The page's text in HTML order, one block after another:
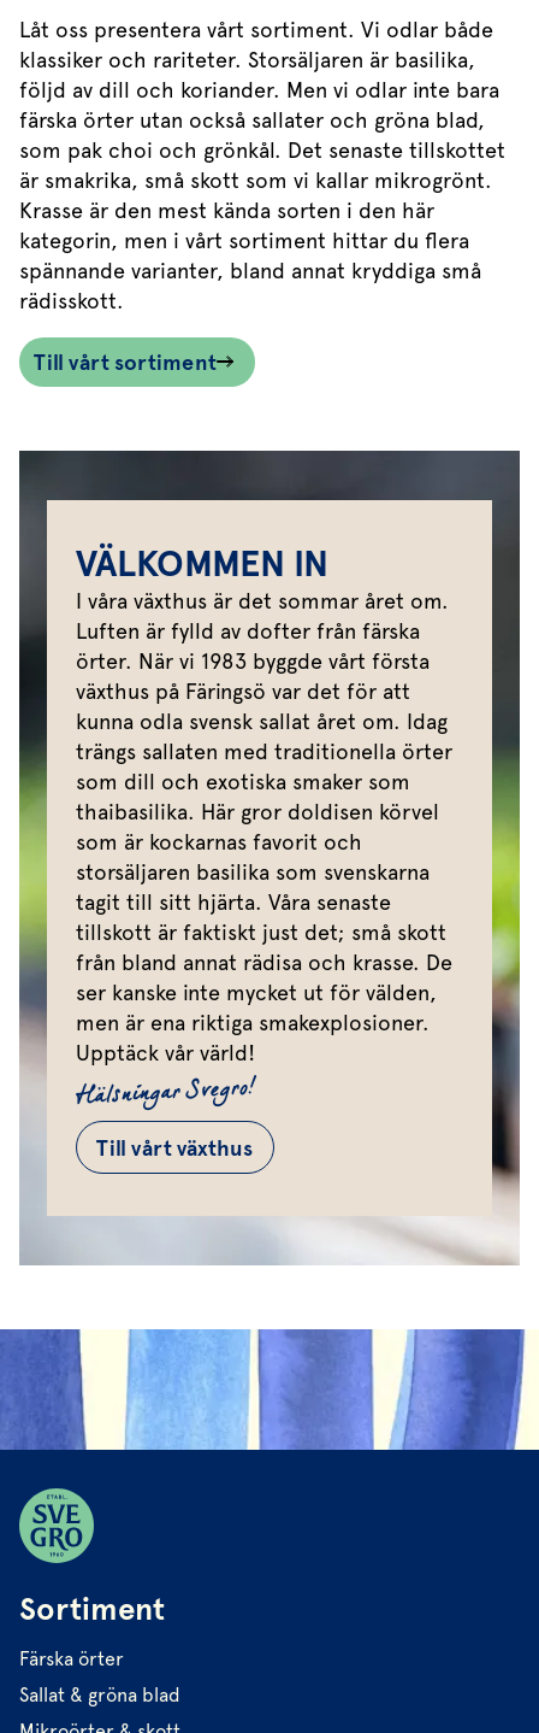
Låt oss presentera vårt sortiment. Vi odlar både
klassiker och rariteter. Storsäljaren är basilika,
följd av dill och koriander. Men vi odlar inte bara
färska örter utan också sallater och gröna blad,
som pak choi och grönkål. Det senaste tillskottet
är smakrika, små skott som vi kallar mikrogrönt.
Krasse är den mest kända sorten i den här
kategorin, men i vårt sortiment hittar du flera
spännande varianter, bland annat kryddiga små
rädisskott.
Till vårt sortiment
VÄLKOMMEN IN
I våra växthus är det sommar året om.
Luften är fylld av dofter från färska
örter. När vi 1983 byggde vårt första
växthus på Färingsö var det för att
kunna odla svensk sallat året om. Idag
trängs sallaten med traditionella örter
som dill och exotiska smaker som
thaibasilika. Här gror doldisen körvel
som är kockarnas favorit och
storsäljaren basilika som svenskarna
tagit till sitt hjärta. Våra senaste
tillskott är faktiskt just det; små skott
från bland annat rädisa och krasse. De
ser kanske inte mycket ut för välden,
men är ena riktiga smakexplosioner.
Upptäck vår värld!
Hälsningar Svegro!
Till vårt växthus
Sortiment
Färska örter
Sallat & gröna blad